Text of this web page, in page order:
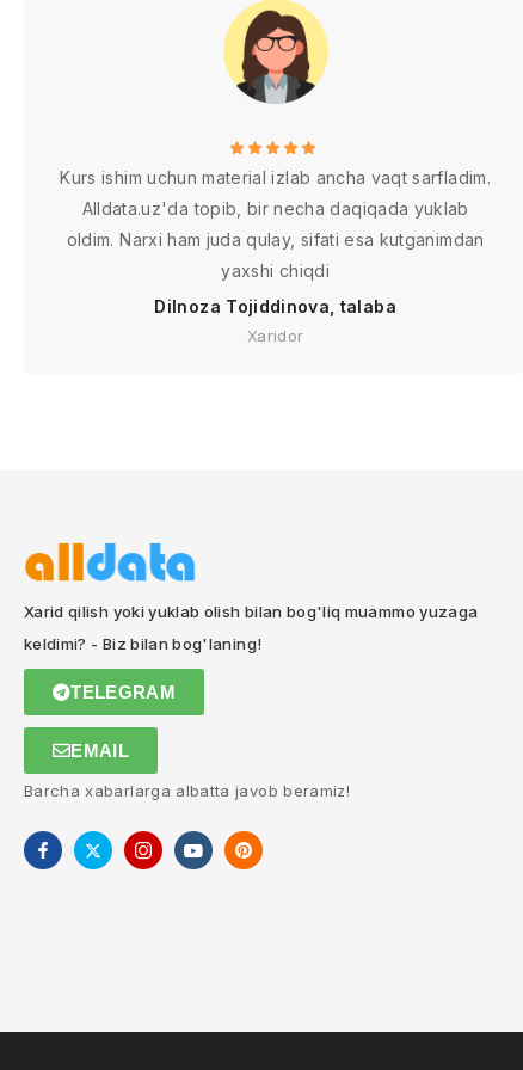
Kurs ishim uchun material izlab ancha vaqt sarfladim.
Alldata.uz'da topib, bir necha daqiqada yuklab
oldim. Narxi ham juda qulay, sifati esa kutganimdan
yaxshi chiqdi
Dilnoza Tojiddinova, talaba
Xaridor
Xarid qilish yoki yuklab olish bilan bog'liq muammo yuzaga
keldimi? - Biz bilan bog'laning!
TELEGRAM
EMAIL
Barcha xabarlarga albatta javob beramiz!